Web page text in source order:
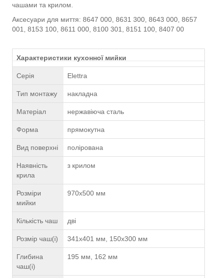
чашами та крилом.
Аксесуари для миття: 8647 000, 8631 300, 8643 000, 8657
001, 8153 100, 8611 000, 8100 301, 8151 100, 8407 00
Характеристики кухонної мийки
Серія Elettra
Тип монтажу накладна
Матеріал нержавіюча сталь
Форма прямокутна
Вид поверхні полірована
Наявність
крила
з крилом
Розміри
мийки
970х500 мм
Кількість чаш дві
Розмір чаш(і) 341х401 мм, 150х300 мм
Глибина
чаш(і)
195 мм, 162 мм